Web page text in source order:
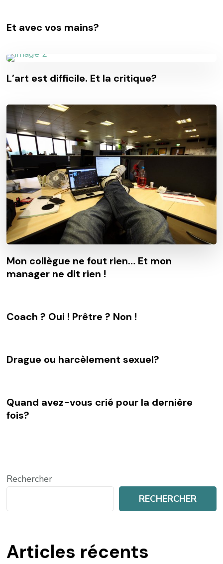
Et avec vos mains?
L’art est difficile. Et la critique?
Mon collègue ne fout rien… Et mon
manager ne dit rien !
Coach ? Oui ! Prêtre ? Non !
Drague ou harcèlement sexuel?
Quand avez-vous crié pour la dernière
fois?
Rechercher
RECHERCHER
Articles récents